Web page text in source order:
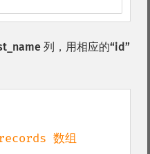
列，用相应的“id”